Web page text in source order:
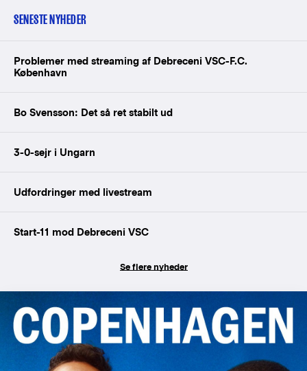
SENESTE NYHEDER
Problemer med streaming af Debreceni VSC-F.C.
København
Bo Svensson: Det så ret stabilt ud
3-0-sejr i Ungarn
Udfordringer med livestream
Start-11 mod Debreceni VSC
Se flere nyheder